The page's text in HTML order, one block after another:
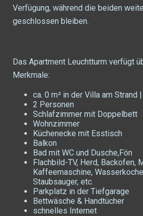
Verfügung, während die beiden
geschlossen bleiben.
Das Apartment Leuchtturm verfügt
Merkmale:
ca. 0 m² in der Villa am Strand
2 Personen
Schlafzimmer mit Doppelbett
Wohnzimmer
Küchenecke mit Esstisch
Balkon
Bad mit WC und Dusche,Fön
Flachbild-TV, Herd, Backofen,
Kaffeemaschine,
Staubsauger, etc.
Parkplatz in der Tiefgarage
Bettwäsche & Handtücher
schnelles Internet